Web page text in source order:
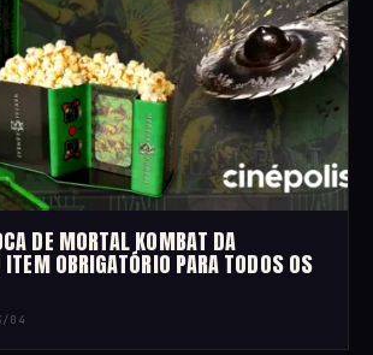
DE MORTAL KOMBAT DA
OBRIGATÓRIO PARA TODOS OS
04